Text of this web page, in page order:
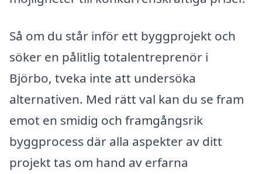
Så om du står inför ett byggprojekt och
söker en pålitlig totalentreprenör i
Björbo, tveka inte att undersöka
alternativen. Med rätt val kan du se fram
emot en smidig och framgångsrik
byggprocess där alla aspekter av ditt
projekt tas om hand av erfarna